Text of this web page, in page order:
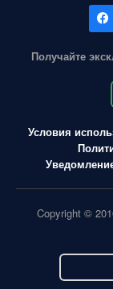
Получайте
Условия
Copyright ©